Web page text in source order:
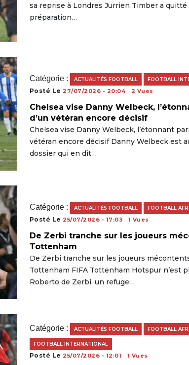
sa reprise à Londres Jurrien Timber a quitté
préparation…
Catégorie : ACTUALITÉS FOOTBALL FOOTBALL
Posté Le 27/07/2026 - 20:04 2 Vues
Chelsea vise Danny Welbeck,
d’un vétéran encore décisif
Chelsea vise Danny Welbeck, l’étonnant pari
vétéran encore décisif Danny Welbeck est
dossier qui en dit…
Catégorie : ACTUALITÉS FOOTBALL FOOTBALL
Posté Le 25/07/2026 - 17:03 1 Vues
De Zerbi tranche sur les joueurs
Tottenham
De Zerbi tranche sur les joueurs
Tottenham FIFA Tottenham Hotspur n’est
Roberto de Zerbi, un refuge…
Catégorie : ACTUALITÉS FOOTBALL FOOTBALL
FOOTBALL INTERNATIONAL
Posté Le 25/07/2026 - 12:01 1 Vues